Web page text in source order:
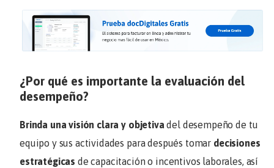
¿Por qué es importante la evaluación del
desempeño?
Brinda una visión clara y objetivadel desempeño de tu
equipo y sus actividades para después tomar decisiones
estratégicas de capacitación o incentivos laborales, así